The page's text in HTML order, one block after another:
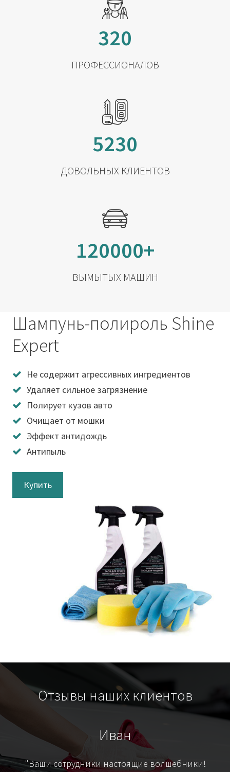
320
ПРОФЕССИОНАЛОВ
5230
ДОВОЛЬНЫХ КЛИЕНТОВ
120000+
ВЫМЫТЫХ МАШИН
Шампунь-полироль Shine
Expert
Не содержит агрессивных ингредиентов
Удаляет сильное загрязнение
Полирует кузов авто
Очищает от мошки
Эффект антидождь
Антипыль
Купить
Отзывы наших клиентов
Иван
"Ваши сотрудники настоящие волшебники!